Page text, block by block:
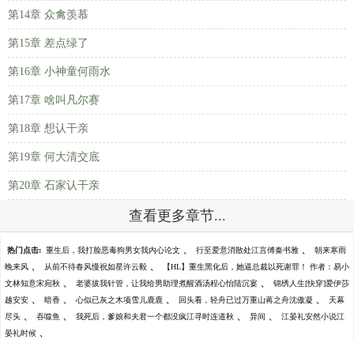
第14章 众禽羡慕
第15章 差点绿了
第16章 小神童何雨水
第17章 啥叫凡尔赛
第18章 想认干亲
第19章 何大清交底
第20章 石家认干亲
查看更多章节...
热门点击: 重生后，我打脸恶毒狗男女我内心论文 、 行至爱意消散处江言傅秦书雅 、 朝来寒雨
晚来风 、 从前不待春风慢祝如星许云毅 、 【HL】重生黑化后，她逼总裁以死谢罪！ 作者：易小
文林知意宋宛秋 、 老婆拔我针管，让我给男助理煮醒酒汤程心怡陆沉宴 、 锦绣人生[快穿]爱伊莎
越安安 、 暗香 、 心似已灰之木项雪儿鹿鹿 、 回头看，轻舟已过万重山蒋之舟沈傲凝 、 天幕
尽头 、 吞噬鱼 、 我死后，爹娘和夫君一个都没疯江寻时连道秋 、 异间 、 江晏礼安然小说江
晏礼时候 、